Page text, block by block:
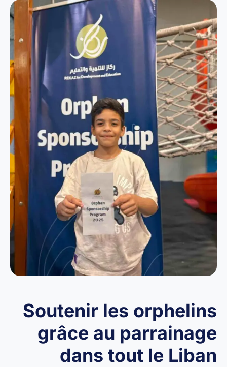
Soutenir les orphelins
grâce au parrainage
dans tout le Liban